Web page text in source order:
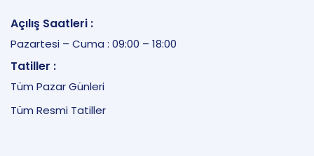
Açılış Saatleri :
Pazartesi – Cuma : 09:00 – 18:00
Tatiller :
Tüm Pazar Günleri
Tüm Resmi Tatiller